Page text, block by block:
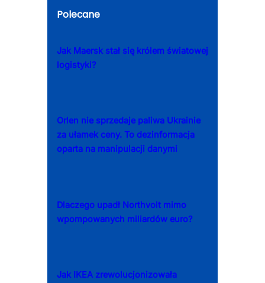
Polecane
Jak Maersk stał się królem światowej
logistyki?
Orlen nie sprzedaje paliwa Ukrainie
za ułamek ceny. To dezinformacja
oparta na manipulacji danymi
Dlaczego upadł Northvolt mimo
wpompowanych miliardów euro?
Jak IKEA zrewolucjonizowała